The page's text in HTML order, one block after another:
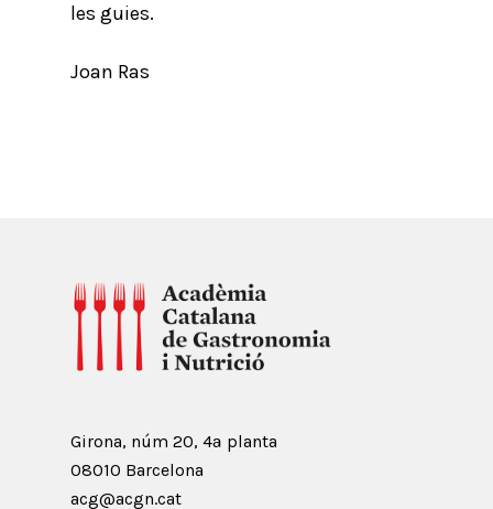
les guies.
Joan Ras
Girona, núm 20, 4ª planta
08010 Barcelona
acg@acgn.cat